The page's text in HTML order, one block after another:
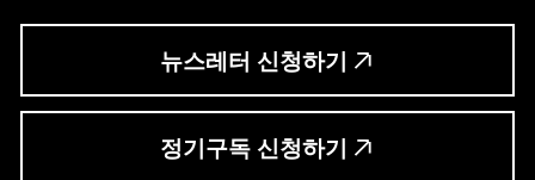
뉴스레터 신청하기
정기구독 신청하기